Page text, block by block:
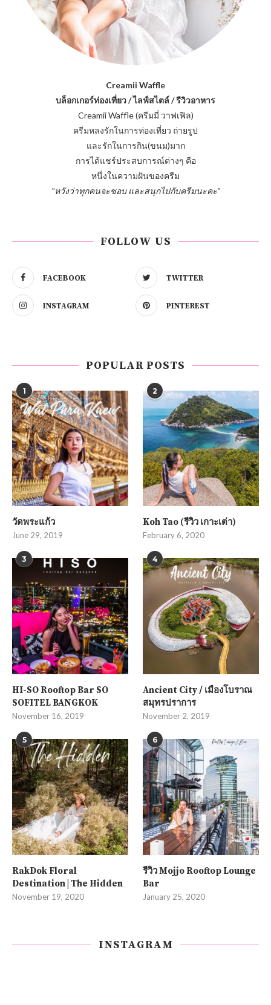
Creamii Waffle
บล็อกเกอร์ท่องเที่ยว / ไลฟ์สไตล์ / รีวิวอาหาร
Creamii Waffle (ครีมมี่ วาฟเฟิล)
ครีมหลงรักในการท่องเที่ยว ถ่ายรูป
และรักในการกิน(ขนม)มาก
การได้แชร์ประสบการณ์ต่างๆ คือ
หนึ่งในความฝันของครีม
"หวังว่าทุกคนจะชอบ และสนุกไปกับครีมนะคะ"
FOLLOW US
FACEBOOK TWITTER
INSTAGRAM PINTEREST
POPULAR POSTS
1
วัดพระแก้ว
June 29, 2019
2
Koh Tao (รีวิว เกาะเต่า)
February 6, 2020
3
HI-SO Rooftop Bar SO
SOFITEL BANGKOK
November 16, 2019
4
Ancient City / เมืองโบราณ
สมุทรปราการ
November 2, 2019
5
RakDok Floral
Destination | The Hidden
November 19, 2020
6
รีวิว Mojjo Rooftop Lounge
Bar
January 25, 2020
INSTAGRAM